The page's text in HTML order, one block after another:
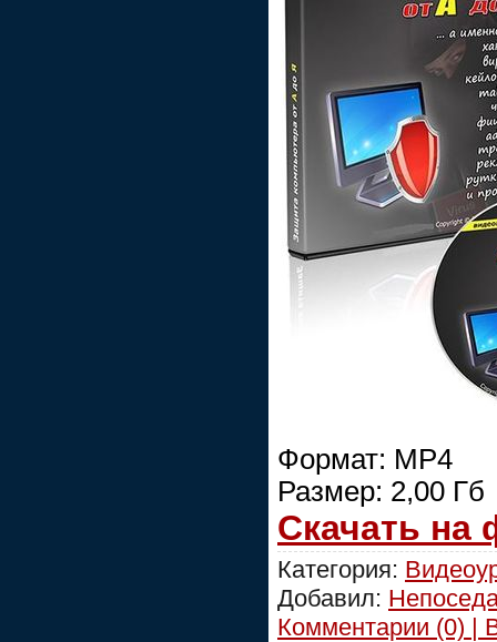
Формат: MP4
Размер: 2,00 Гб
Скачать на
Категория:
Добавил:
Комментарии (0) |